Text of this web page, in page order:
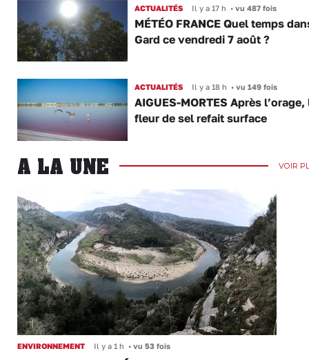
ACTUALITÉS Il y a 17 h •vu 487 fois
MÉTÉO FRANCE Quel temps
Gard ce vendredi 7 août ?
ACTUALITÉS Il y a 18 h •vu 149 fois
AIGUES-MORTES Après l’orage,
fleur de sel refait surface
A LA UNE VOIR
ENVIRONNEMENT Il y a 1 h • vu 53 fois